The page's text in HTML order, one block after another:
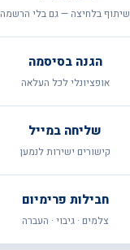
שיתוף בלחיצה — גם בלי הרשמה
הגנה בסיסמה
אופציונלי לכל העלאה
שליחה במייל
קישורים ישירות לנמען
חבילות פרימיום
צלמים · גיבוי · העברה